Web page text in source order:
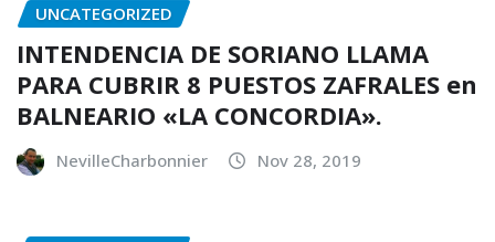
UNCATEGORIZED
INTENDENCIA DE SORIANO LLAMA
PARA CUBRIR 8 PUESTOS ZAFRALES en
BALNEARIO «LA CONCORDIA».
NevilleCharbonnier Nov 28, 2019